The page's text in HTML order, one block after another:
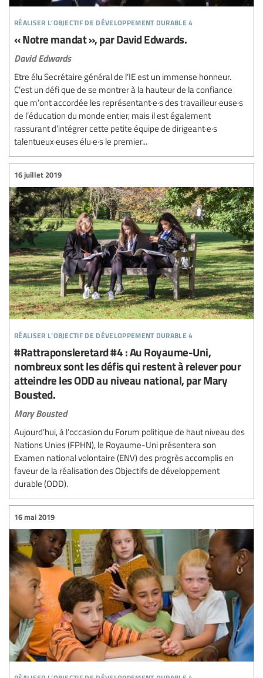
réaliser l’objectif de développement durable 4
« Notre mandat », par David Edwards.
David Edwards
Etre élu Secrétaire général de l’IE est un immense honneur.
C’est un défi que de se montrer à la hauteur de la confiance
que m’ont accordée les représentant·e·s des travailleur·euse·s
de l’éducation du monde entier, mais il est également
rassurant d’intégrer cette petite équipe de dirigeant·e·s
talentueux·euses élu·e·s le premier...
réaliser l’objectif de développement durable 4
16 juillet 2019
#Rattraponsleretard #4 : Au Royaume-Uni,
nombreux sont les défis qui restent à relever pour
atteindre les ODD au niveau national, par Mary
Bousted.
Mary Bousted
Aujourd’hui, à l’occasion du Forum politique de haut niveau des
Nations Unies (FPHN), le Royaume-Uni présentera son
Examen national volontaire (ENV) des progrès accomplis en
faveur de la réalisation des Objectifs de développement
durable (ODD).
16 mai 2019